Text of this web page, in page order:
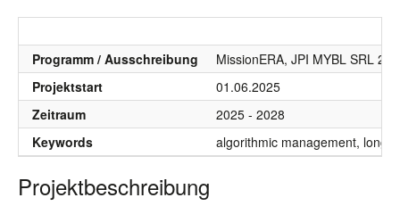
Programm / Ausschreibung
MissionERA, JPI MYBL SRL
Projektstart
01.06.2025
Zeitraum
2025 - 2028
Keywords
algorithmic management, long-
Projektbeschreibung